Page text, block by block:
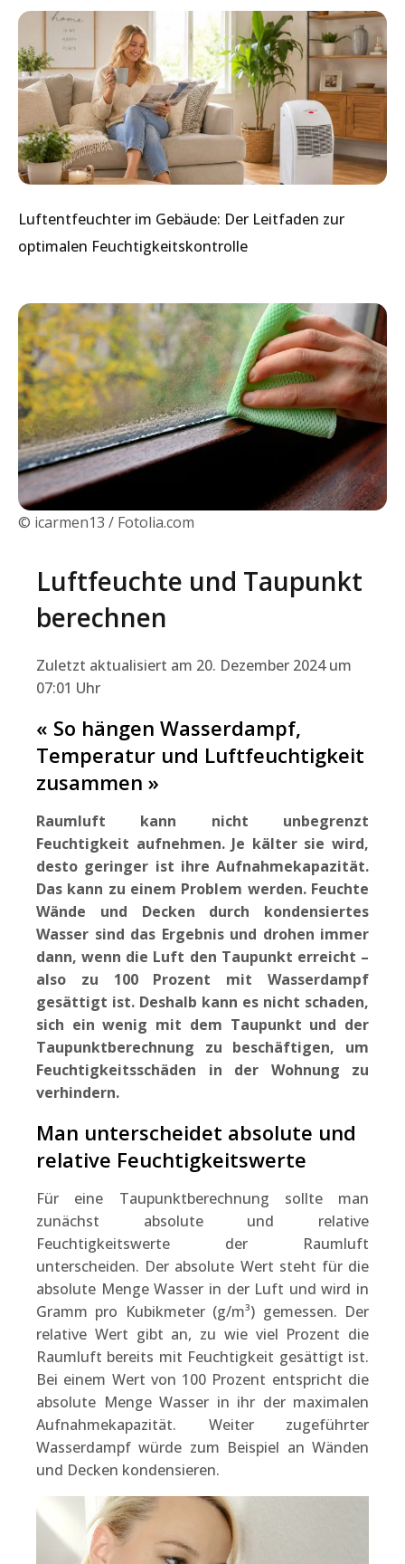
© icarmen13 / Fotolia.com
Luftfeuchte und Taupunkt
berechnen
Zuletzt aktualisiert am 20. Dezember 2024 um
07:01 Uhr
« So hängen Wasserdampf,
Temperatur und Luftfeuchtigkeit
zusammen »
Raumluft kann nicht unbegrenzt
Feuchtigkeit aufnehmen. Je kälter sie wird,
desto geringer ist ihre Aufnahmekapazität.
Das kann zu einem Problem werden. Feuchte
Wände und Decken durch kondensiertes
Wasser sind das Ergebnis und drohen immer
dann, wenn die Luft den Taupunkt erreicht –
also zu 100 Prozent mit Wasserdampf
gesättigt ist. Deshalb kann es nicht schaden,
sich ein wenig mit dem Taupunkt und der
Taupunktberechnung zu beschäftigen, um
Feuchtigkeitsschäden in der Wohnung zu
verhindern.
Man unterscheidet absolute und
relative Feuchtigkeitswerte
Für eine Taupunktberechnung sollte man
zunächst absolute und relative
Feuchtigkeitswerte der Raumluft
unterscheiden. Der absolute Wert steht für die
absolute Menge Wasser in der Luft und wird in
Gramm pro Kubikmeter (g/m³) gemessen. Der
relative Wert gibt an, zu wie viel Prozent die
Raumluft bereits mit Feuchtigkeit gesättigt ist.
Bei einem Wert von 100 Prozent entspricht die
absolute Menge Wasser in ihr der maximalen
Aufnahmekapazität. Weiter zugeführter
Wasserdampf würde zum Beispiel an Wänden
und Decken kondensieren.
Luftentfeuchter im Gebäude: Der Leitfaden zur
optimalen Feuchtigkeitskontrolle